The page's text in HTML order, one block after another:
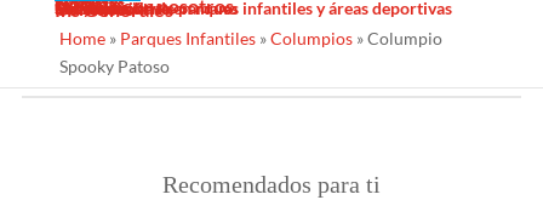
Trabaja con nosotros
Servicios
Diseño
Fabricacion
Mantenimiento
Proyectos llave en mano
Desinfección de parques infantiles y áreas deportivas
Contacto
Ins Generales
Home» Parques Infantiles»Columpios»Columpio
Spooky Patoso
Recomendados para ti